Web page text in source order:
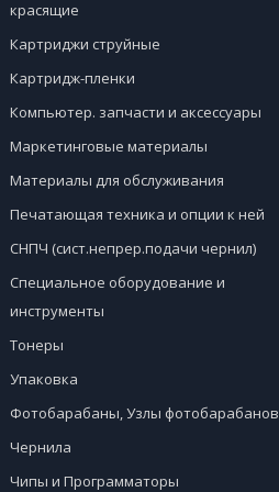
красящие
Картриджи струйные
Картридж-пленки
Компьютер. запчасти и аксессуары
Маркетинговые материалы
Материалы для обслуживания
Печатающая техника и опции к ней
СНПЧ (сист.непрер.подачи чернил)
Специальное оборудование и
инструменты
Тонеры
Упаковка
Фотобарабаны, Узлы фотобарабанов
Чернила
Чипы и Программаторы